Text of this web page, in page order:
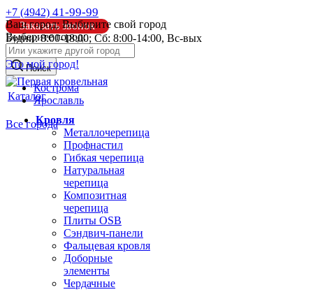
Ваш город: Выбирите свой город
Выберите город:
Это мой город!
Кострома
Ярославль
Все города
+7 (4942) 41-99-99
Заказать звонок
Будни: 8:00-18:00; Сб: 8:00-14:00, Вс-вых
info@pk44.ru
Поиск
Каталог
Кровля
Металлочерепица
Профнастил
Гибкая черепица
Натуральная
черепица
Композитная
черепица
Плиты OSB
Сэндвич-панели
Фальцевая кровля
Доборные
элементы
Чердачные